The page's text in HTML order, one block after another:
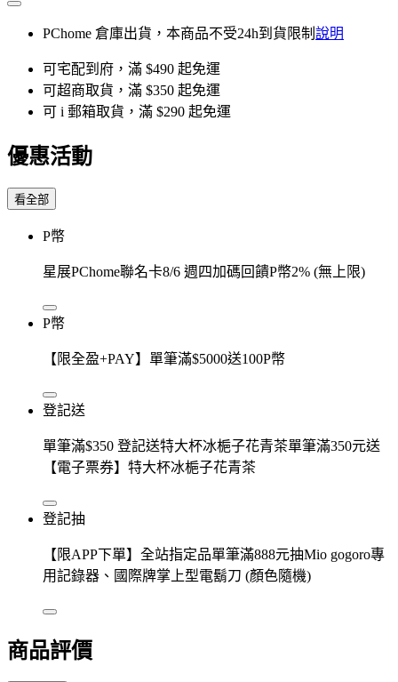
PChome 倉庫出貨，本商品不受24h到貨限制 說明
可宅配到府，滿 $490 起免運
可超商取貨，滿 $350 起免運
可 i 郵箱取貨，滿 $290 起免運
優惠活動
看全部
P幣
星展PChome聯名卡8/6 週四加碼回饋P幣2% (無上限)
P幣
【限全盈+PAY】單筆滿$5000送100P幣
登記送
單筆滿$350 登記送特大杯冰梔子花青茶單筆滿350元送
【電子票券】特大杯冰梔子花青茶
登記抽
【限APP下單】全站指定品單筆滿888元抽Mio gogoro專
用記錄器、國際牌掌上型電鬍刀 (顏色隨機)
商品評價